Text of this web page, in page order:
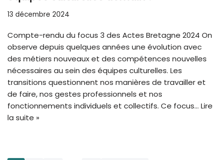
13 décembre 2024
Compte-rendu du focus 3 des Actes Bretagne 2024 On
observe depuis quelques années une évolution avec
des métiers nouveaux et des compétences nouvelles
nécessaires au sein des équipes culturelles. Les
transitions questionnent nos manières de travailler et
de faire, nos gestes professionnels et nos
fonctionnements individuels et collectifs. Ce focus… Lire
la suite »